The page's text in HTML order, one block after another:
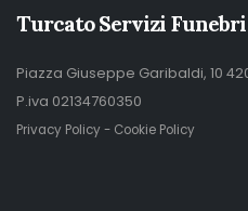
Turcato Servizi
Piazza Giuseppe Garibaldi, 10
P.iva 02134760350
Privacy Policy- Cookie Policy